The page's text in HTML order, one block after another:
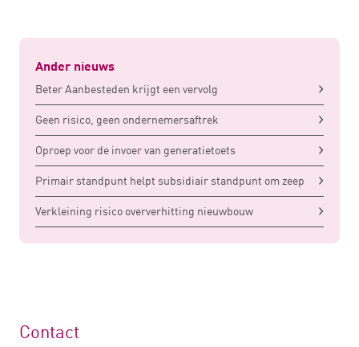
Ander nieuws
Beter Aanbesteden krijgt een vervolg
Geen risico, geen ondernemersaftrek
Oproep voor de invoer van generatietoets
Primair standpunt helpt subsidiair standpunt om zeep
Verkleining risico oververhitting nieuwbouw
Contact